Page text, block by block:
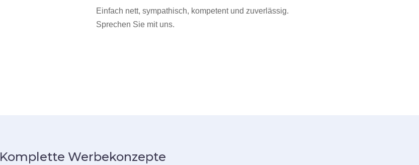
Einfach nett, sympathisch, kompetent und zuverlässig.
Sprechen Sie mit uns.
Komplette Werbekonzepte